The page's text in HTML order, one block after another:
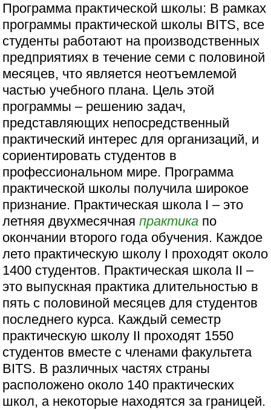
Программа практической школы: В рамках
программы практической школы BITS, все
студенты работают на производственных
предприятиях в течение семи с половиной
месяцев, что является неотъемлемой
частью учебного плана. Цель этой
программы – решению задач,
представляющих непосредственный
практический интерес для организаций, и
сориентировать студентов в
профессиональном мире. Программа
практической школы получила широкое
признание. Практическая школа I – это
летняя двухмесячнаяпрактика по
окончании второго года обучения. Каждое
лето практическую школу I проходят около
1400 студентов. Практическая школа II –
это выпускная практика длительностью в
пять с половиной месяцев для cтудентов
последнего курса. Каждый семестр
практическую школу II проходят 1550
студентов вместе с членами факультета
BITS. В различных частях страны
расположено около 140 практических
школ, а некоторые находятся за границей.